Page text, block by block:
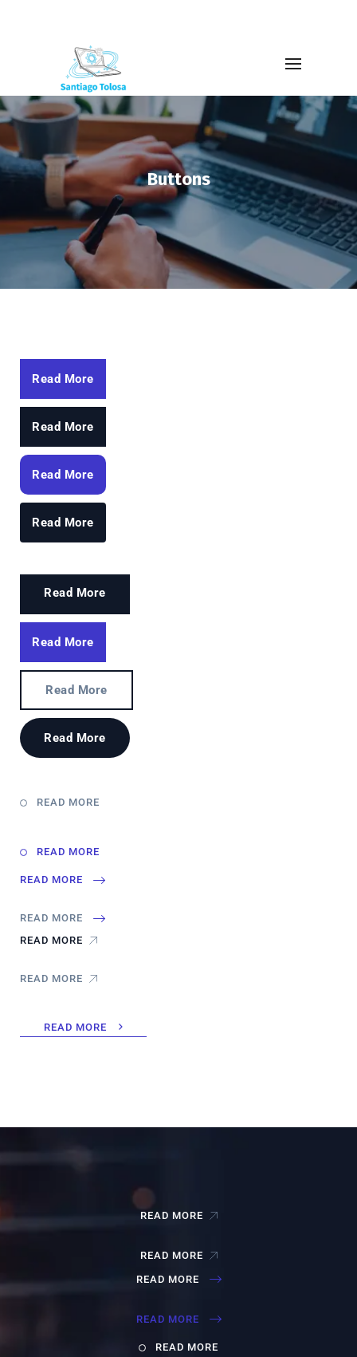
Buttons
Read More
Read More
Read More
Read More
Read More
Read More
Read More
Read More
READ MORE
READ MORE
READ MORE
READ MORE
READ MORE
READ MORE
READ MORE
READ MORE
READ MORE
READ MORE
READ MORE
READ MORE